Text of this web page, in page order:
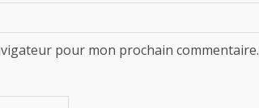
pour mon prochain commentaire.